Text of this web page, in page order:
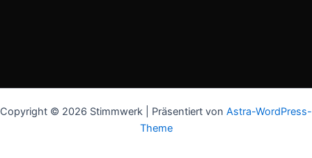
Copyright © 2026 Stimmwerk | Präsentiert von Astra-WordPress-
Theme